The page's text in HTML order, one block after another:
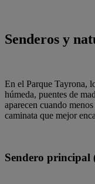
Senderos y
En el Parque Tayrona,
húmeda, puentes de
aparecen cuando
caminata que mejor
Sendero principal